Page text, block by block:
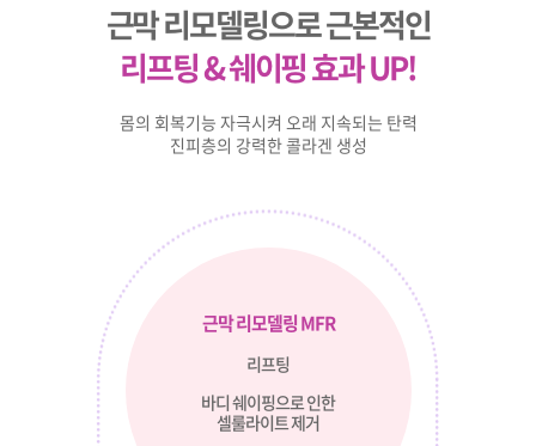
근막 리모델링으로 근본적인
리프팅 & 쉐이핑 효과 UP!
몸의 회복기능 자극시켜 오래 지속되는 탄력
진피층의 강력한 콜라겐 생성
근막 리모델링 MFR
리프팅
바디 쉐이핑으로 인한
셀룰라이트 제거